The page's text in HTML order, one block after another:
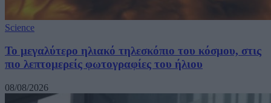
Science
Το μεγαλύτερο ηλιακό τηλεσκόπιο του κόσμου, στις
πιο λεπτομερείς φωτογραφίες του ήλιου
08/08/2026